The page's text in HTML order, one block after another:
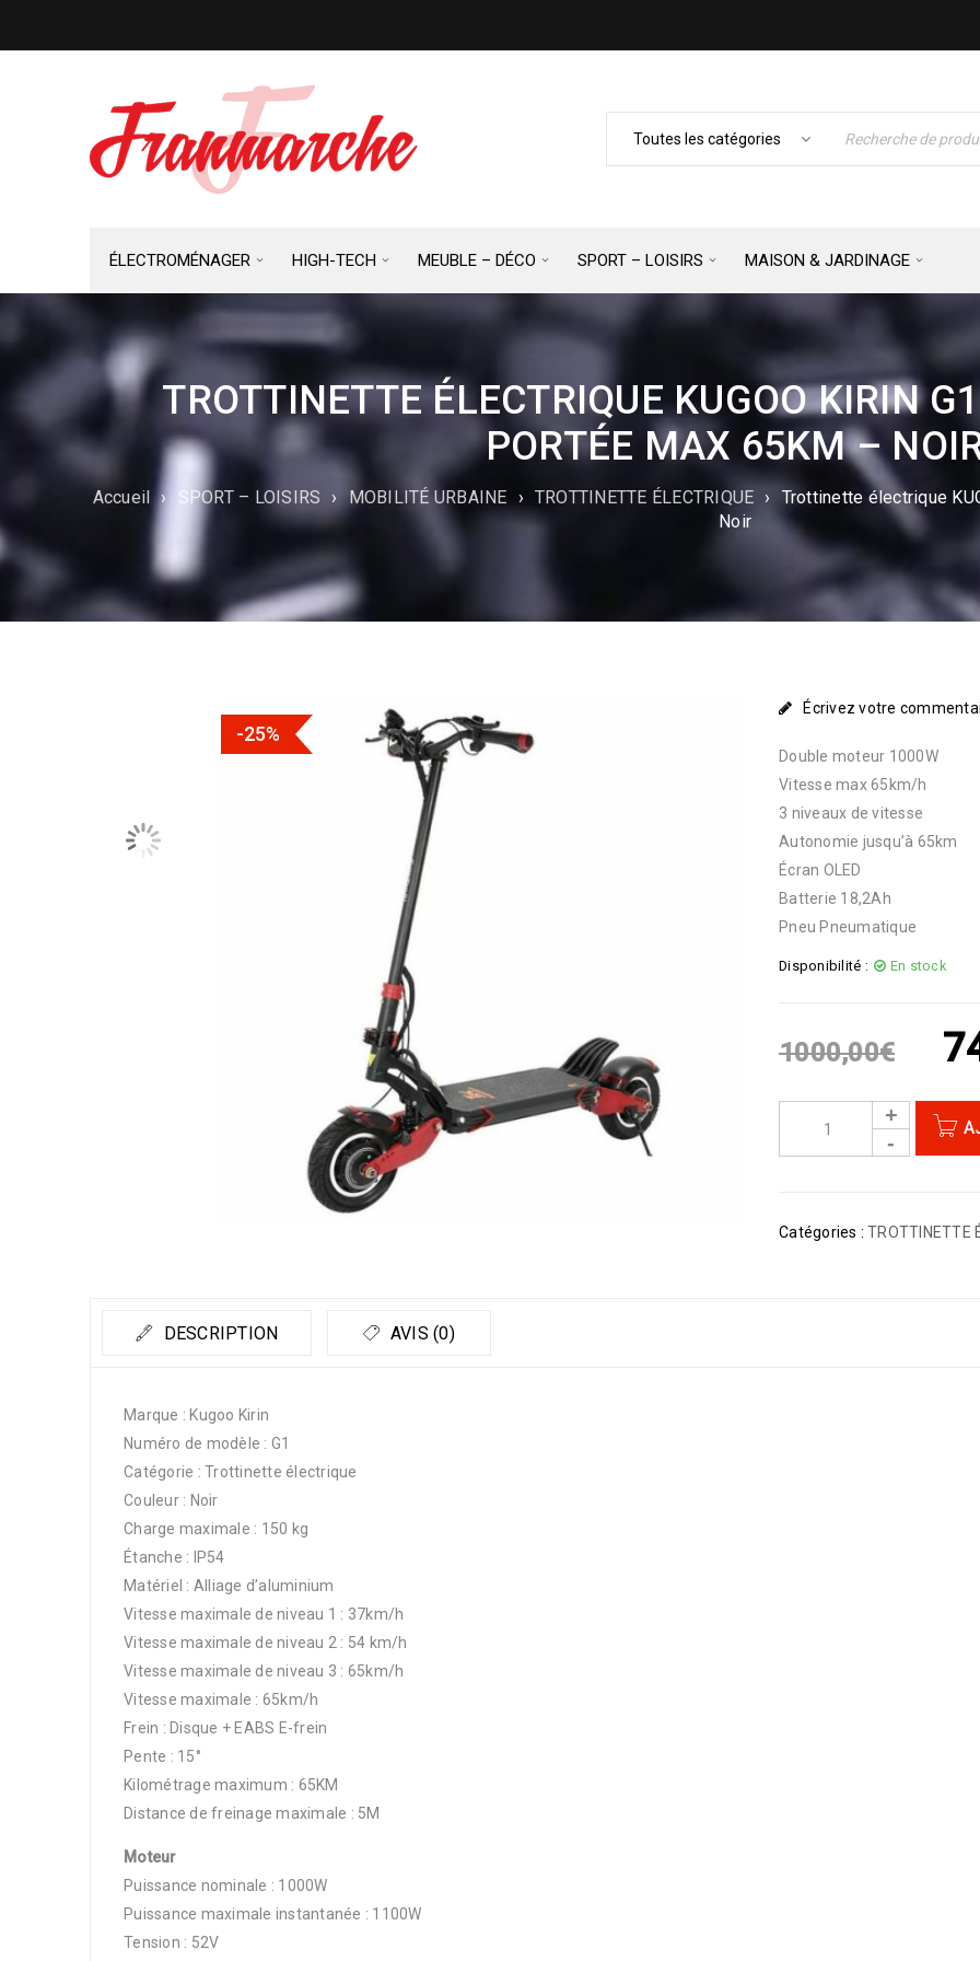
ÉLECTROMÉNAGER HIGH-TECH MEUBLE – DÉCO SPORT – LOISIRS MAISON & JARDINAGE
TROTTINETTE ÉLECTRIQUE KUGOO KIRIN
PORTÉE MAX 65KM –
Accueil › SPORT – LOISIRS › MOBILITÉ URBAINE › TROTTINETTE ÉLECTRIQUE ›
Trottinette électrique
Noir
-25%
Écrivez votre
Double moteur 1000W
Vitesse max 65km/h
3 niveaux de vitesse
Autonomie jusqu’à 65km
Écran OLED
Batterie 18,2Ah
Pneu Pneumatique
Disponibilité : En stock
1000,00€
Catégories : TROTTINETTE
DESCRIPTION AVIS (0)
Marque : Kugoo Kirin
Numéro de modèle : G1
Catégorie : Trottinette électrique
Couleur : Noir
Charge maximale : 150 kg
Étanche : IP54
Matériel : Alliage d’aluminium
Vitesse maximale de niveau 1 : 37km/h
Vitesse maximale de niveau 2 : 54 km/h
Vitesse maximale de niveau 3 : 65km/h
Vitesse maximale : 65km/h
Frein : Disque + EABS E-frein
Pente : 15°
Kilométrage maximum : 65KM
Distance de freinage maximale : 5M
Moteur
Puissance nominale : 1000W
Puissance maximale instantanée : 1100W
Tension : 52V